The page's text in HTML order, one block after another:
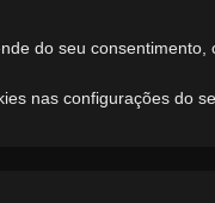
do seu
nas configurações do